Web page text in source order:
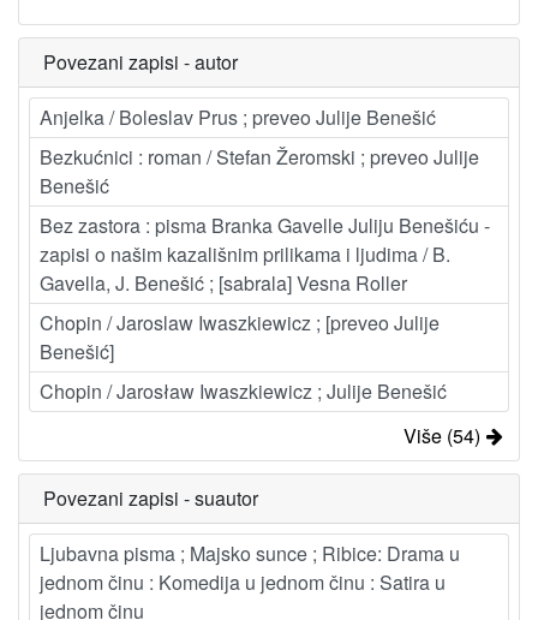
Povezani zapisi - autor
Anjelka / Boleslav Prus ; preveo Julije Benešić
Bezkućnici : roman / Stefan Žeromski ; preveo Julije
Benešić
Bez zastora : pisma Branka Gavelle Juliju Benešiću -
zapisi o našim kazališnim prilikama i ljudima / B.
Gavella, J. Benešić ; [sabrala] Vesna Roller
Chopin / Jaroslaw Iwaszkiewicz ; [preveo Julije
Benešić]
Chopin / Jarosław Iwaszkiewicz ; Julije Benešić
Više (54)
Povezani zapisi - suautor
Ljubavna pisma ; Majsko sunce ; Ribice: Drama u
jednom činu : Komedija u jednom činu : Satira u
jednom činu